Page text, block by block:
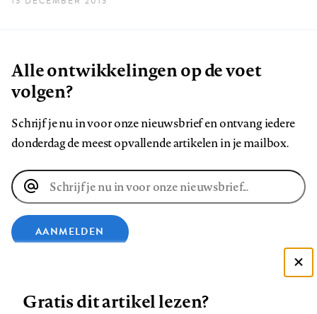
Alle ontwikkelingen op de voet
volgen?
Schrijf je nu in voor onze nieuwsbrief en ontvang iedere
donderdag de meest opvallende artikelen in je mailbox.
E-
mailadres
AANMELDEN
Zie onze cookie policy
Gratis dit artikel lezen?